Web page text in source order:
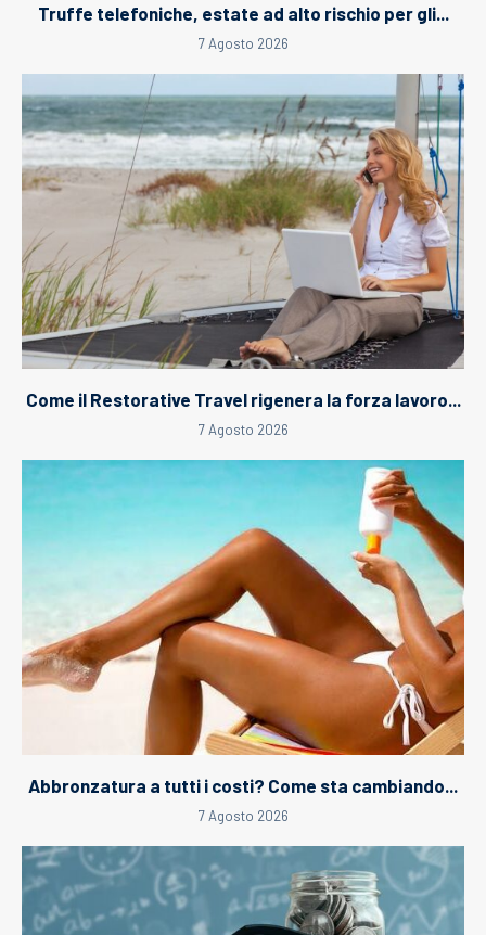
Truffe telefoniche, estate ad alto rischio per gli...
7 Agosto 2026
Come il Restorative Travel rigenera la forza lavoro...
7 Agosto 2026
Abbronzatura a tutti i costi? Come sta cambiando...
7 Agosto 2026